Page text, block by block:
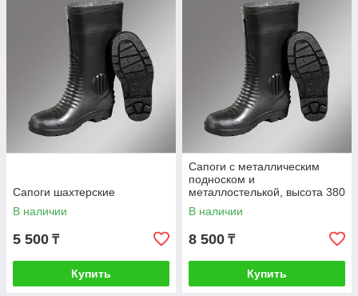
Сапоги шахтерские
В наличии
5 500 ₸
Купить
Сапоги с металлическим
подноском и
металлостелькой, высота 380
мм
В наличии
8 500 ₸
Купить